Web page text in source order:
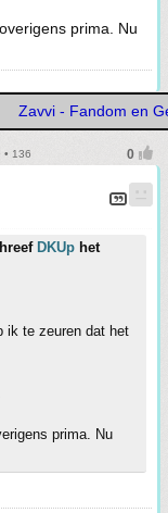
prima. Nu
Zavvi - Fandom en
• 136
DKUp het
ik te zeuren dat het
prima. Nu